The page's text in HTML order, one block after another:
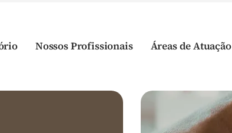
Nossos Profissionais Áreas de Atuação